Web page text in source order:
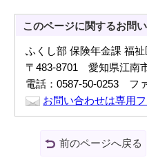
このページに関するお問
ふくし部 保険年金課 福
〒483-8701 愛知県江南
電話：0587-50-0253 フ
お問い合わせは専用
前のページへ戻る